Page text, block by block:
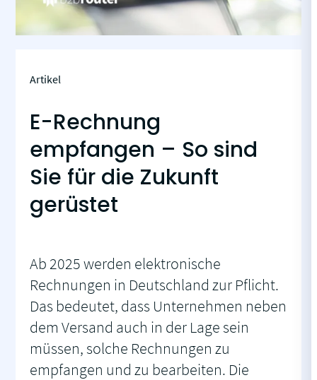
Artikel
E-Rechnung
empfangen – So sind
Sie für die Zukunft
gerüstet
Ab 2025 werden elektronische
Rechnungen in Deutschland zur Pflicht.
Das bedeutet, dass Unternehmen neben
dem Versand auch in der Lage sein
müssen, solche Rechnungen zu
empfangen und zu bearbeiten. Die